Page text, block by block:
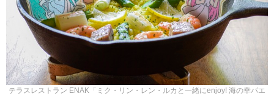
テラスレストラン ENAK「ミク・リン・レン・ルカと一緒にenjoy! 海の幸パエ